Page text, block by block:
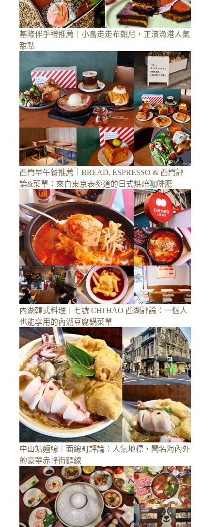
基隆伴手禮推薦｜小島走走布朗尼，正濱漁港人氣
甜點
西門早午餐推薦｜BREAD, ESPRESSO & 西門評
論&菜單：來自東京表參道的日式烘焙咖啡廳
內湖韓式料理｜七號 CHi HAO 西湖評論：一個人
也能享用的內湖豆腐鍋菜單
中山站麵線｜面線町評論：人氣地標，聞名海內外
的豪華赤峰街麵線